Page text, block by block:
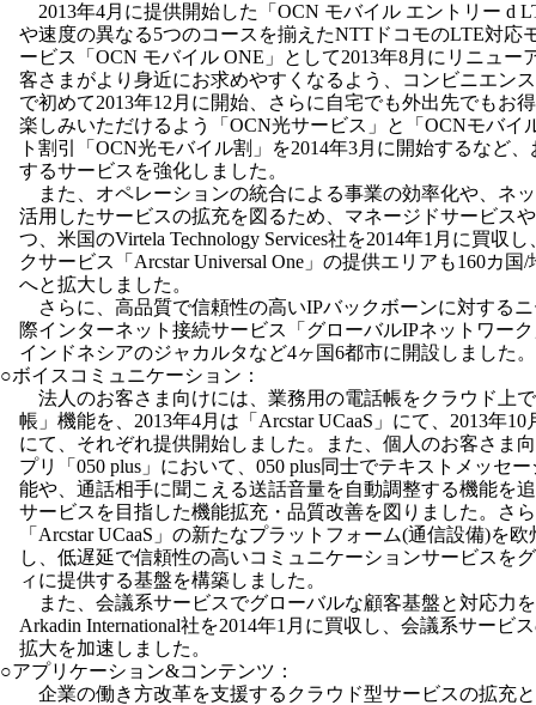
2013年4月に提供開始した「OCN モバイル エントリー d
や速度の異なる5つのコースを揃えたNTTドコモのLTE対応
ービス「OCN モバイル ONE」として2013年8月にリニュー
客さまがより身近にお求めやすくなるよう、コンビニエン
で初めて2013年12月に開始、さらに自宅でも外出先でもお
楽しみいただけるよう「OCN光サービス」と「OCNモバイ
ト割引「OCN光モバイル割」を2014年3月に開始するなど
するサービスを強化しました。
また、オペレーションの統合による事業の効率化や、ネ
活用したサービスの拡充を図るため、マネージドサービス
つ、米国のVirtela Technology Services社を2014年1月に買収
クサービス「Arcstar Universal One」の提供エリアも160カ国
へと拡大しました。
さらに、高品質で信頼性の高いIPバックボーンに対する
際インターネット接続サービス「グローバルIPネットワー
インドネシアのジャカルタなど4ヶ国6都市に開設しました。
○ボイスコミュニケーション：
法人のお客さま向けには、業務用の電話帳をクラウド上
帳」機能を、2013年4月は「Arcstar UCaaS」にて、2013年10
にて、それぞれ提供開始しました。また、個人のお客さま
プリ「050 plus」において、050 plus同士でテキストメッセ
能や、通話相手に聞こえる送話音量を自動調整する機能を
サービスを目指した機能拡充・品質改善を図りました。さ
「Arcstar UCaaS」の新たなプラットフォーム(通信設備)を
し、低遅延で信頼性の高いコミュニケーションサービスを
ィに提供する基盤を構築しました。
また、会議系サービスでグローバルな顧客基盤と対応力
Arkadin International社を2014年1月に買収し、会議系サービ
拡大を加速しました。
○アプリケーション&コンテンツ：
企業の働き方改革を支援するクラウド型サービスの拡充